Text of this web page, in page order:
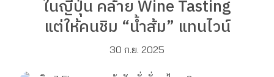
ในญี่ปุ่น คล้าย Wine Tasting
แต่ให้คนชิม “น้ำส้ม” แทนไวน์
30 ก.ย. 2025